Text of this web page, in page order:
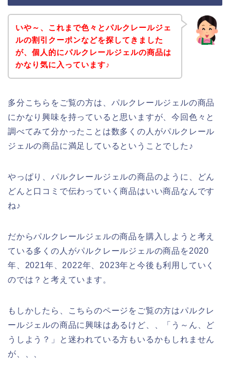
いや～、これまで色々とパルクレールジェ
ルの割引クーポンなどを探してきました
が、個人的にパルクレールジェルの商品は
かなり気に入っています♪
多分こちらをご覧の方は、パルクレールジェルの商品
にかなり興味を持っていると思いますが、今回色々と
調べてみて分かったことは数多くの人がパルクレール
ジェルの商品に満足しているということでした♪
やっぱり、パルクレールジェルの商品のように、どん
どんと口コミで伝わっていく商品はいい商品なんです
ね♪
だからパルクレールジェルの商品を購入しようと考え
ている多くの人がパルクレールジェルの商品を2020
年、2021年、2022年、2023年と今後も利用していく
のでは？と考えています。
もしかしたら、こちらのページをご覧の方はパルクレ
ールジェルの商品に興味はあるけど、、「う～ん、ど
うしよう？」と迷われている方もいるかもしれません
が、、、